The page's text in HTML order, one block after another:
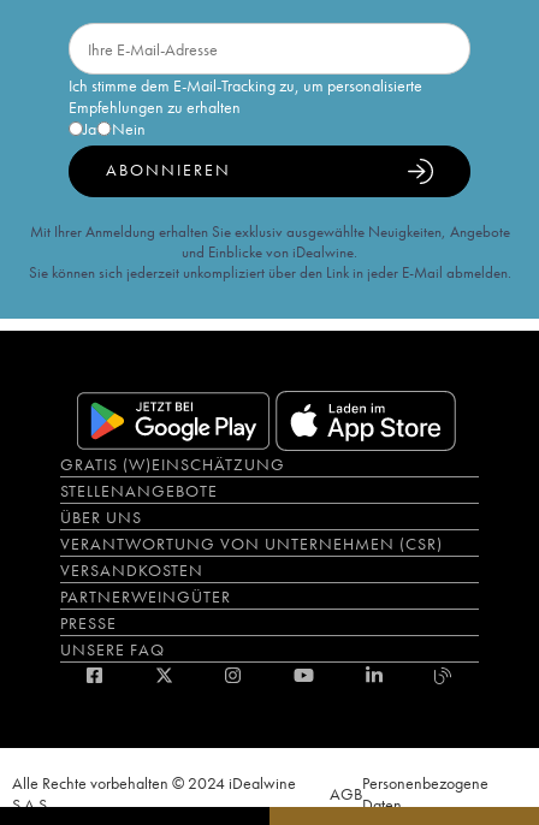
Ich stimme dem E-Mail-Tracking zu, um personalisierte
Empfehlungen zu erhalten
Ja
Nein
ABONNIEREN
Mit Ihrer Anmeldung erhalten Sie exklusiv ausgewählte Neuigkeiten, Angebote
und Einblicke von iDealwine.
Sie können sich jederzeit unkompliziert über den Link in jeder E-Mail abmelden.
GRATIS (W)EINSCHÄTZUNG
STELLENANGEBOTE
ÜBER UNS
VERANTWORTUNG VON UNTERNEHMEN (CSR)
VERSANDKOSTEN
PARTNERWEINGÜTER
PRESSE
UNSERE FAQ
Alle Rechte vorbehalten © 2024 iDealwine
S.A.S.
AGBPersonenbezogene
Daten